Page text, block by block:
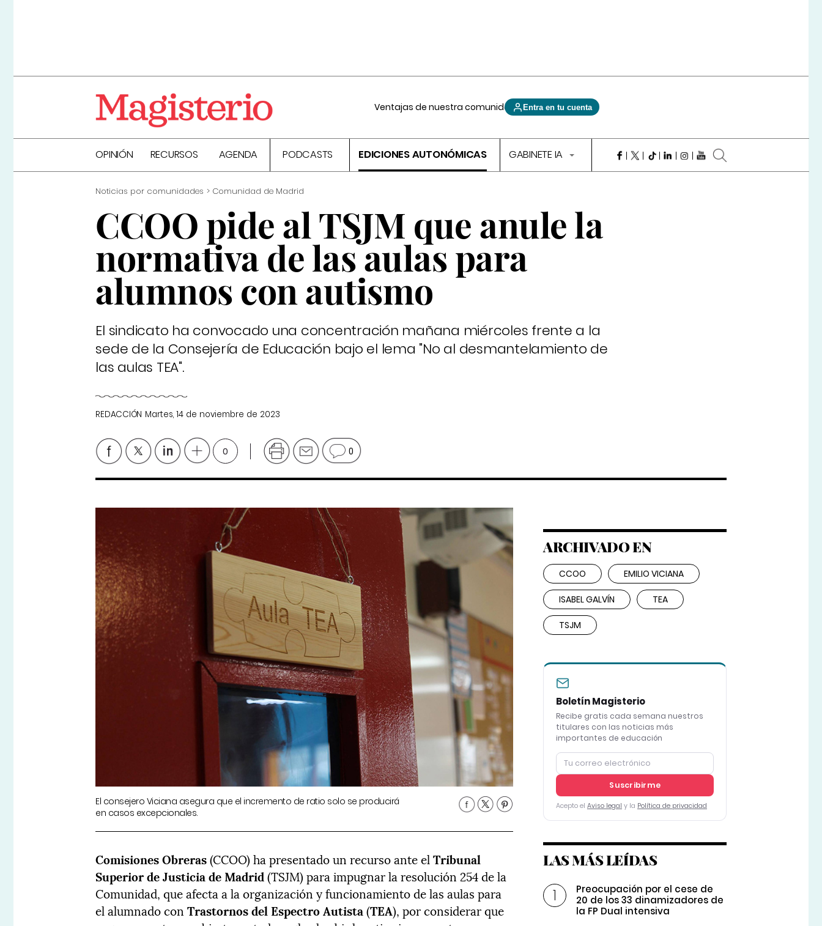
Ventajas de nuestra comunidad Entra en tu cuenta
OPINIÓN RECURSOS AGENDA PODCASTS EDICIONES AUTONÓMICAS GABINETE IA
Noticias por comunidades Comunidad de Madrid
CCOO pide al TSJM que anule la
normativa de las aulas para
alumnos con autismo
El sindicato ha convocado una concentración mañana miércoles frente a la
sede de la Consejería de Educación bajo el lema "No al desmantelamiento de
las aulas TEA".
REDACCIÓN Martes, 14 de noviembre de 2023
0 0
El consejero Viciana asegura que el incremento de ratio solo se producirá
en casos excepcionales.
Comisiones Obreras(CCOO) ha presentado un recurso ante elTribunal
Superior de Justicia de Madrid(TSJM) para impugnar la resolución 254 de la
Comunidad, que afecta a la organización y funcionamiento de las aulas para
el alumnado conTrastornos del Espectro Autista(TEA), por considerar que
ARCHIVADO EN
CCOO EMILIO VICIANA
ISABEL GALVÍN TEA
TSJM
Boletín Magisterio
Recibe gratis cada semana nuestros
titulares con las noticias más
importantes de educación
Suscribirme
Acepto el Aviso legal y la Política de privacidad
LAS MÁS LEÍDAS
Preocupación por el cese de
20 de los 33 dinamizadores de
la FP Dual intensiva